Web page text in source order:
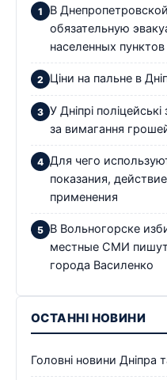
В
обязательную
населенных пунктов
Ціни на пальне в
У Дніпрі
за вимагання
Для чего
показания,
применения
В Вольногорске
местные СМИ
города Василенко
ОСТАННІ НОВИНИ
Головні новини Дніпра